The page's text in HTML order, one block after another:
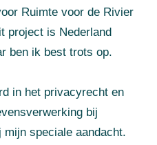
Ruimte voor de Rivier
project is Nederland
ben ik best trots op.
in het privacyrecht en
bij
mijn speciale aandacht.